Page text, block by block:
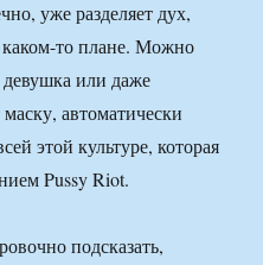
уже разделяет дух,
то плане. Можно
девушка или даже
автоматически
этой культуре, которая
Pussy Riot.
подсказать,